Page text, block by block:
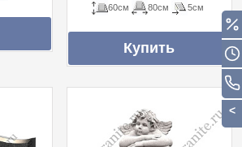
60см
80см 5см